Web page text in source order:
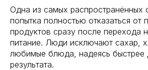
Одна из самых
попытка полностью отказаться от
продуктов сразу после перехода
питание. Люди исключают сахар,
любимые блюда, надеясь быстрее
результата.